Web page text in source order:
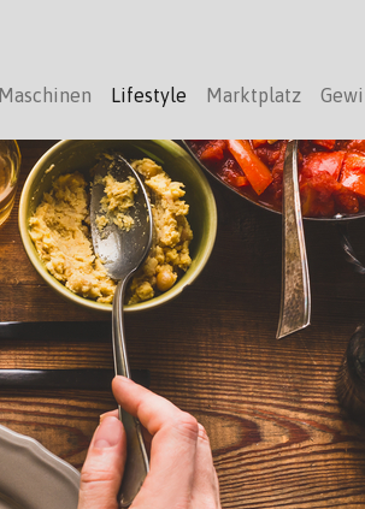
Maschinen Lifestyle Marktplatz